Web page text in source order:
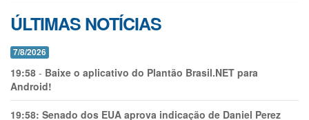
ÚLTIMAS NOTÍCIAS
7/8/2026
19:58 - Baixe o aplicativo do Plantão Brasil.NET para
Android!
19:58: Senado dos EUA aprova indicação de Daniel Perez